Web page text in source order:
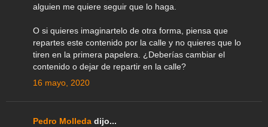
alguien me quiere seguir que lo haga.
O si quieres imaginartelo de otra forma, piensa que
repartes este contenido por la calle y no quieres que lo
tiren en la primera papelera. ¿Deberías cambiar el
contenido o dejar de repartir en la calle?
16 mayo, 2020
Pedro Molleda dijo...